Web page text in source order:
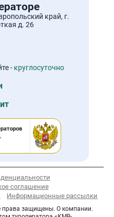
край, г.
д. 26
- круглосуточно
соглашение
Информационные рассылки
права защищены. О компании.